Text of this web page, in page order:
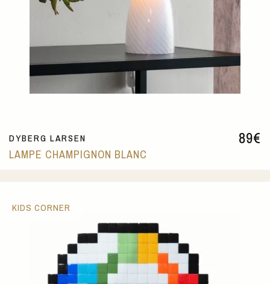
89€
DYBERG LARSEN
LAMPE CHAMPIGNON BLANC
KIDS CORNER